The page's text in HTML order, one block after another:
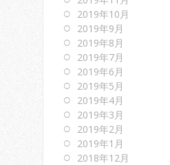
2019年10月
2019年9月
2019年8月
2019年7月
2019年6月
2019年5月
2019年4月
2019年3月
2019年2月
2019年1月
2018年12月